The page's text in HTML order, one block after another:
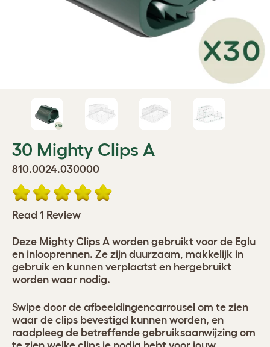
30 Mighty Clips A
810.0024.030000
Read 1 Review
Deze Mighty Clips A worden gebruikt voor de Eglu
en inlooprennen. Ze zijn duurzaam, makkelijk in
gebruik en kunnen verplaatst en hergebruikt
worden waar nodig.
Swipe door de afbeeldingencarrousel om te zien
waar de clips bevestigd kunnen worden, en
raadpleeg de betreffende gebruiksaanwijzing om